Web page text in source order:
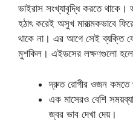
ভাইরাস সংখ্যাবৃদ্ধি করতে থাকে।
হঠাৎ করেই অসুখ মারাত্মকভাবে
থাকে না। এর আগে সেই ব্যক্তি
মুশকিল। এইডসের লক্ষণগুলো
দ্রুত রোগীর ওজন কমতে
এক মাসেরও বেশি
জ্বর ভাব দেখা দেয়।